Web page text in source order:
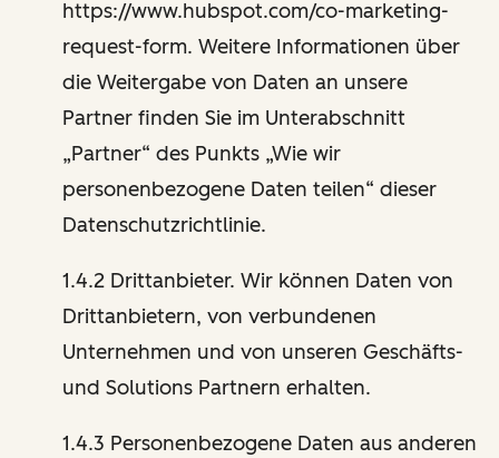
https://www.hubspot.com/co-marketing-
request-form. Weitere Informationen über
die Weitergabe von Daten an unsere
Partner finden Sie im Unterabschnitt
„Partner“ des Punkts „Wie wir
personenbezogene Daten teilen“ dieser
Datenschutzrichtlinie.
1.4.2 Drittanbieter. Wir können Daten von
Drittanbietern, von verbundenen
Unternehmen und von unseren Geschäfts-
und Solutions Partnern erhalten.
1.4.3 Personenbezogene Daten aus anderen